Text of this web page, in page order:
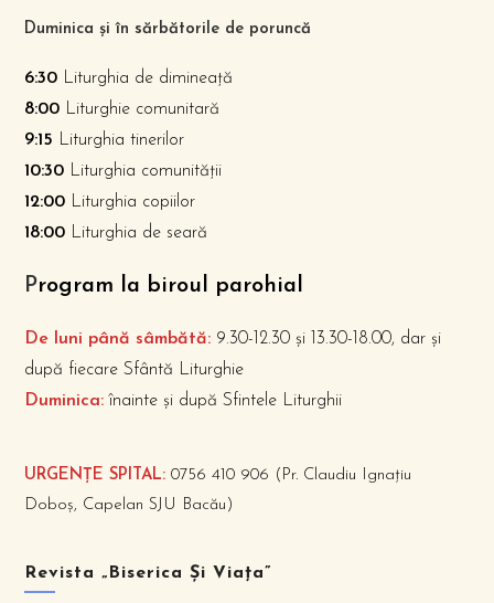
Duminica și în sărbătorile de poruncă
6:30 Liturghia de dimineață
8:00 Liturghie comunitară
9:15 Liturghia tinerilor
10:30 Liturghia comunității
12:00 Liturghia copiilor
18:00 Liturghia de seară
Program la biroul parohial
De luni până sâmbătă: 9.30-12.30 și 13.30-18.00, dar și
după fiecare Sfântă Liturghie
Duminica: înainte și după Sfintele Liturghii
URGENȚE SPITAL: 0756 410 906 (Pr. Claudiu Ignațiu
Doboș, Capelan SJU Bacău)
Revista „Biserica Și Viața”